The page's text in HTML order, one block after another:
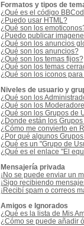
Formatos y tipos de
¿Qué es el código
¿Puedo usar HTML?
¿Qué son los
¿Puedo publicar
¿Qué son los anuncios
¿Qué son los anuncios?
¿Qué son los temas fijos?
¿Qué son los temas
¿Qué son los iconos
Niveles de usuario y
¿Qué son los
¿Qué son los
¿Qué son los Grupos de
¿Donde están los
¿Cómo me convierto en
¿Por qué algunos
¿Qué es un "Grupo de
¿Qué es el enlace "El
Mensajería privada
¡No se puede enviar un
¡Sigo recibiendo
¡Recibí spam o correos
Amigos e Ignorados
¿Qué es la lista de Mis
¿Cómo se puede añadir